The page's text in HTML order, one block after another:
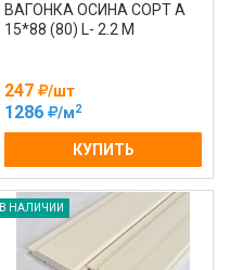
ВАГОНКА ОСИНА СОРТ А
15*88 (80) L- 2.2 М
247 /шт
1286 /м2
КУПИТЬ
В НАЛИЧИИ